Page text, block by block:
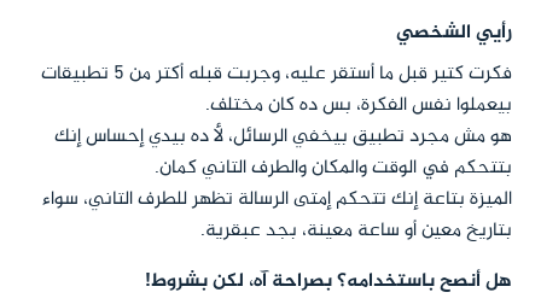
رأيي الشخصي
فكرت كتير قبل ما أستقر عليه، وجربت قبله أكتر من 5 تطبيقات
بيعملوا نفس الفكرة، بس ده كان مختلف.
هو مش مجرد تطبيق بيخفي الرسائل، لأ ده بيدي إحساس إنك
بتتحكم في الوقت والمكان والطرف التاني كمان.
الميزة بتاعة إنك تتحكم إمتى الرسالة تظهر للطرف التاني، سواء
بتاريخ معين أو ساعة معينة، بجد عبقرية.
هل أنصح باستخدامه؟ بصراحة آه، لكن بشروط!